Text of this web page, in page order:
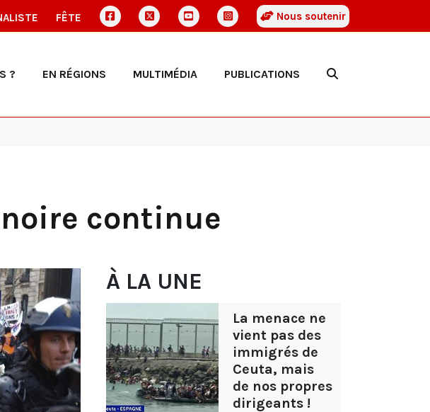
FÊTE Nous soutenir
? EN RÉGIONS MULTIMÉDIA PUBLICATIONS
continue
À LA UNE
La menace ne
vient pas des
immigrés de
Ceuta, mais
de nos propres
dirigeants !